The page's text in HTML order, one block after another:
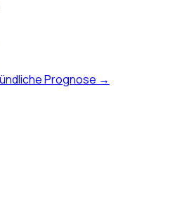
Prognose →